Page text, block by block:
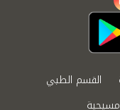
القسم الطبي